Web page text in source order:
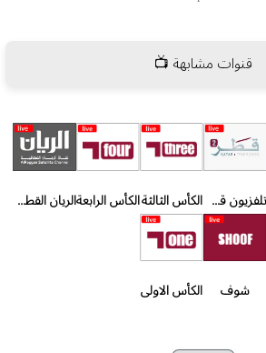
قنوات مشابهة 📺
تلفزيون قطر 2 الكأس الثالثةالكأس الرابعة الريان القطرية
شوف الكأس الاولى